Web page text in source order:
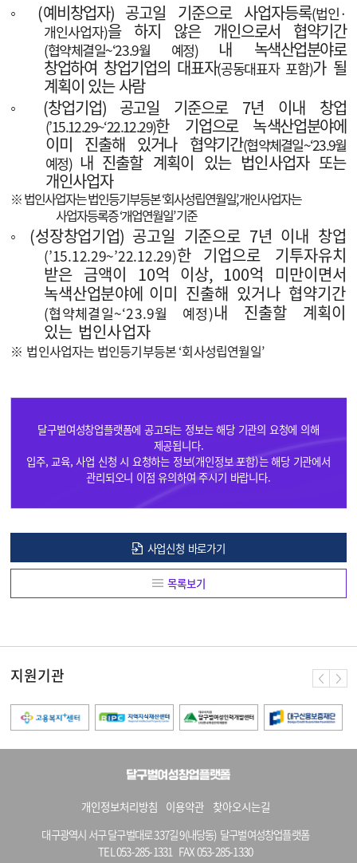
◦ (예비창업자) 공고일 기준으로 사업자등록(법인·
개인사업자)을 하지 않은 개인으로서 협약기간
(협약체결일~‘23.9월 예정) 내 녹색산업분야로
창업하여 창업기업의 대표자(공동대표자 포함)가 될
계획이 있는 사람
◦ (창업기업) 공고일 기준으로 7년 이내 창업
(’15.12.29~‘22.12.29)한 기업으로 녹색산업분야에
이미 진출해 있거나 협약기간(협약체결일~‘23.9월
예정) 내 진출할 계획이 있는 법인사업자 또는
개인사업자
※법인사업자는 법인등기부등본‘회사성립연월일’,개인사업자는
사업자등록증‘개업연월일’기준
◦ (성장창업기업) 공고일 기준으로 7년 이내 창업
(’15.12.29~’22.12.29)한 기업으로 기투자유치
받은 금액이 10억 이상, 100억 미만이면서
녹색산업분야에 이미 진출해 있거나 협약기간
(협약체결일~‘23.9월 예정)내 진출할 계획이
있는 법인사업자
※ 법인사업자는 법인등기부등본‘회사성립연월일’
달구벌여성창업플랫폼에 공고되는 정보는 해당 기관의 요청에 의해
제공됩니다.
입주, 교육, 사업 신청 시 요청하는 정보(개인정보 포함)는 해당 기관에서
관리되오니 이점 유의하여 주시기 바랍니다.
목록보기
사업신청 바로가기
지원기관
개인정보처리방침 이용약관 찾아오시는길
대구광역시 서구 달구벌대로 337길 9(내당동) 달구벌여성창업플랫폼
TEL 053-285-1331 FAX 053-285-1330